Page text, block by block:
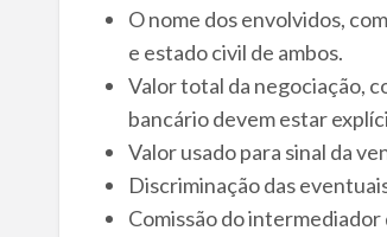
O nome dos envolvidos,
e estado civil de ambos.
Valor total da negociação,
bancário devem estar
Valor usado para sinal da
Discriminação das
Comissão do